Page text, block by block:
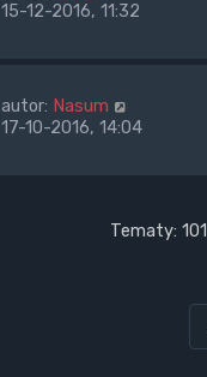
15-12-2016, 11:32
autor: Nasum
17-10-2016, 14:04
Tematy: 101